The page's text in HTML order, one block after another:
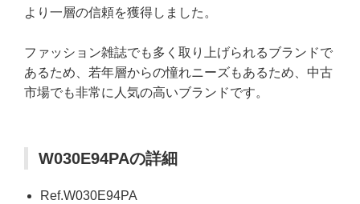
より一層の信頼を獲得しました。
ファッション雑誌でも多く取り上げられるブランドで
あるため、若年層からの憧れニーズもあるため、中古
市場でも非常に人気の高いブランドです。
W030E94PAの詳細
Ref.W030E94PA